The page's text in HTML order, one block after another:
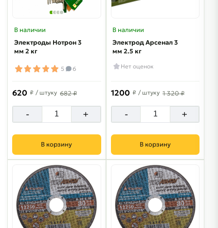
В наличии
Электроды Нотрон 3
мм 2 кг
5 6
620 ₽ / штуку 682 ₽
- +
В корзину
В наличии
Электрод Арсенал 3
мм 2.5 кг
Нет оценок
1200 ₽ / штуку 1 320 ₽
- +
В корзину